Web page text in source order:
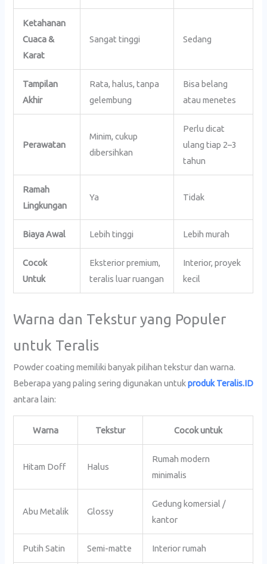
Ketahanan
Cuaca &
Karat
Sangat tinggi Sedang
Tampilan
Akhir
Rata, halus, tanpa
gelembung
Bisa belang
atau menetes
Perawatan
Minim, cukup
dibersihkan
Perlu dicat
ulang tiap 2–3
tahun
Ramah
Lingkungan
Ya Tidak
Biaya Awal Lebih tinggi Lebih murah
Cocok
Untuk
Eksterior premium,
teralis luar ruangan
Interior, proyek
kecil
Warna dan Tekstur yang Populer
untuk Teralis
Powder coating memiliki banyak pilihan tekstur dan warna.
Beberapa yang paling sering digunakan untukproduk Teralis.ID
antara lain:
Warna Tekstur Cocok untuk
Hitam Doff Halus
Rumah modern
minimalis
Abu Metalik Glossy
Gedung komersial /
kantor
Putih Satin Semi-matte Interior rumah